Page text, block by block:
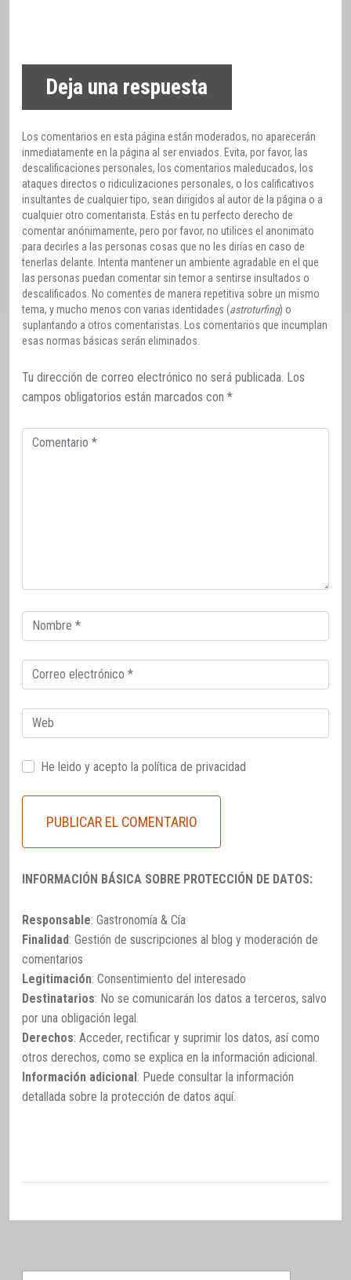
Deja una respuesta
Los comentarios en esta página están moderados, no aparecerán
inmediatamente en la página al ser enviados. Evita, por favor, las
descalificaciones personales, los comentarios maleducados, los
ataques directos o ridiculizaciones personales, o los calificativos
insultantes de cualquier tipo, sean dirigidos al autor de la página o a
cualquier otro comentarista. Estás en tu perfecto derecho de
comentar anónimamente, pero por favor, no utilices el anonimato
para decirles a las personas cosas que no les dirías en caso de
tenerlas delante. Intenta mantener un ambiente agradable en el que
las personas puedan comentar sin temor a sentirse insultados o
descalificados. No comentes de manera repetitiva sobre un mismo
tema, y mucho menos con varias identidades (astroturfing) o
suplantando a otros comentaristas. Los comentarios que incumplan
esas normas básicas serán eliminados.
Tu dirección de correo electrónico no será publicada. Los
campos obligatorios están marcados con *
Comentario
Correo
electrónico
Correo
electrónico
Web
He leido y acepto la política de privacidad
INFORMACIÓN BÁSICA SOBRE PROTECCIÓN DE DATOS:
Responsable: Gastronomía & Cía
Finalidad: Gestión de suscripciones al blog y moderación de
comentarios
Legitimación: Consentimiento del interesado
Destinatarios: No se comunicarán los datos a terceros, salvo
por una obligación legal.
Derechos: Acceder, rectificar y suprimir los datos, así como
otros derechos, como se explica en la información adicional.
Información adicional : Puede consultar la información
detallada sobre la protección de datos aquí.